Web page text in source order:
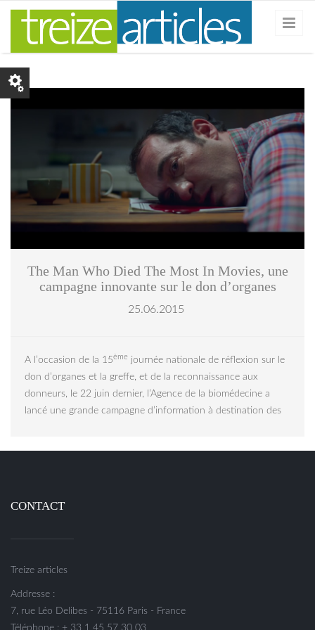
Skip to main content
themanwhodied.png
The Man Who Died The Most In Movies, une
campagne innovante sur le don d’organes
25.06.2015
A l’occasion de la 15ème journée nationale de réflexion sur le
don d’organes et la greffe, et de la reconnaissance aux
donneurs, le 22 juin dernier, l’Agence de la biomédecine a
lancé une grande campagne d’information à destination des
CONTACT
Treize articles
Addresse :
7, rue Léo Delibes - 75116 Paris - France
Téléphone : + 33 1 45 57 30 03